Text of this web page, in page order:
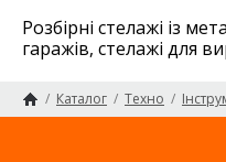
Розбірні стелажі із
гаражів, стелажі для
/ Каталог / Техно /